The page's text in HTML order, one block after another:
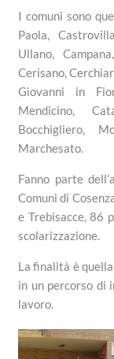
I comuni sono
Paola,
Ullano,
Cerisano,
Giovanni in
Mendicino,
Bocchigliero,
Marchesato.
Fanno parte
Comuni di
e Trebisacce, 86
scolarizzazione.
La finalità è
in un percorso di
lavoro.